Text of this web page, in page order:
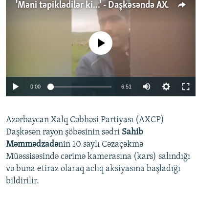
'Məni təpiklədilər ki...' - Daşkəsəndə AXCP fəalının yaxınları onun həbsinə etiraz edirlər
Auto 240p 360p
720p 1080p
No media source currently available
0:00 6:51
360p
720p
1080p
Azərbaycan Xalq Cəbhəsi Partiyası (AXCP)
Daşkəsən rayon şöbəsinin sədri Sahib
Məmmədzadənin 10 saylı Cəzaçəkmə
Müəssisəsində cərimə kamerasına (kars) salındığı
və buna etiraz olaraq aclıq aksiyasına başladığı
bildirilir.